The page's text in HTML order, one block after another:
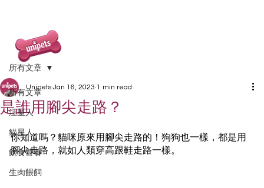
所有文章
汪星人
貓星人
飲食營養
生肉餵飼
所有文章
是誰用腳尖走路？
Unipets Jan 16, 2023 1 min read
你知道嗎？貓咪原來用腳尖走路的！狗狗也一樣，都是用
腳尖走路，就如人類穿高跟鞋走路一樣。